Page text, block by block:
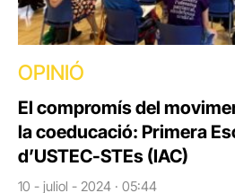
OPINIÓ
El compromís del
la coeducació: Primera
d’USTEC-STEs (IAC)
10 - juliol - 2024 · 05:44